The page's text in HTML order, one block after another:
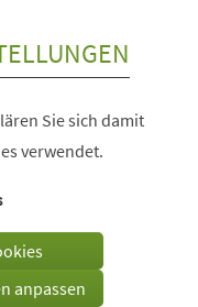
Sie sich damit
verwendet.
anpassen